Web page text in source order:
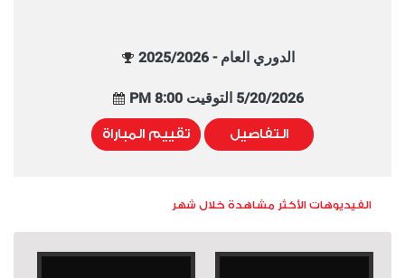
الدوري العام - 2025/2026
5/20/2026 التوقيت 8:00 PM
التفاصيل تقييم المباراة
الفيديوهات الأكثر مشاهدة خلال شهر